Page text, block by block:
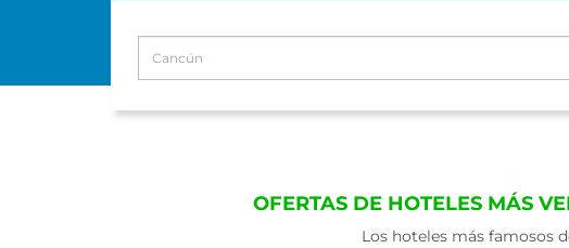
OFERTAS DE HOTELES MÁS
Los hoteles más famosos